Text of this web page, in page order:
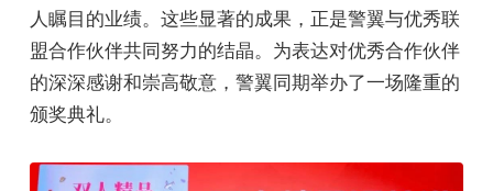
人瞩目的业绩。这些显著的成果，正是警翼与优秀联
盟合作伙伴共同努力的结晶。为表达对优秀合作伙伴
的深深感谢和崇高敬意，警翼同期举办了一场隆重的
颁奖典礼。